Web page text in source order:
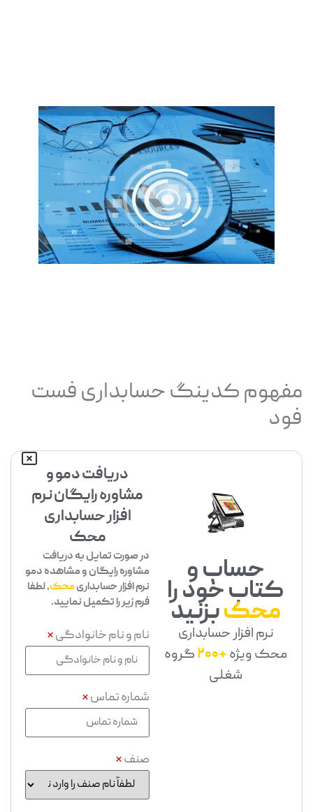
مفهوم کدینگ حسابداری فست
فود
حساب و
کتاب خود را
محکبزنید
نرم افزار حسابداری
محک ویژه+200
گروه
شغلی
دریافت دمو و
مشاوره رایگان نرم
افزار حسابداری
محک
در صورت تمایل به دریافت
مشاوره رایگان و مشاهده دمو
نرم افزار حسابداریمحک، لطفا
فرم زیر را تکمیل نمایید.
نام و نام خانوادگی*
شماره تماس*
صنف*